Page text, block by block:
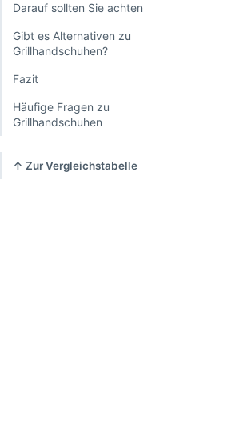
Darauf sollten Sie achten
Gibt es Alternativen zu
Grillhandschuhen?
Fazit
Häufige Fragen zu
Grillhandschuhen
↑ Zur Vergleichstabelle